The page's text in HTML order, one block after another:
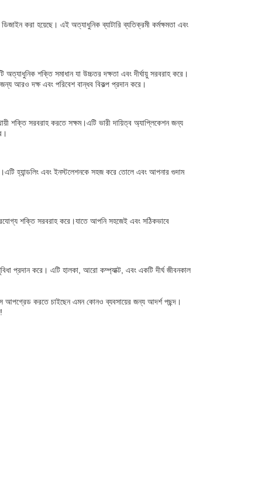
করা হয়েছে। এই অত্যাধুনিক ব্যাটারি ব্যতিক্রমী কর্মক্ষমতা এবং
অত্যাধুনিক শক্তি সমাধান যা উচ্চতর দক্ষতা এবং দীর্ঘায়ু সরবরাহ করে।
জন্য আরও দক্ষ এবং পরিবেশ বান্ধব বিকল্প প্রদান করে।
শক্তি সরবরাহ করতে সক্ষম।এটি ভারী দায়িত্ব অ্যাপ্লিকেশন জন্য
হ্যান্ডলিং এবং ইনস্টলেশনকে সহজ করে তোলে এবং আপনার গুদাম
শক্তি সরবরাহ করে।যাতে আপনি সহজেই এবং সঠিকভাবে
প্রদান করে। এটি হালকা, আরো কম্প্যাক্ট, এবং একটি দীর্ঘ জীবনকাল
উত্স আপগ্রেড করতে চাইছেন এমন কোনও ব্যবসায়ের জন্য আদর্শ পছন্দ।